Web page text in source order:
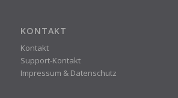
KONTAKT
Kontakt
Support-Kontakt
Impressum & Datenschutz